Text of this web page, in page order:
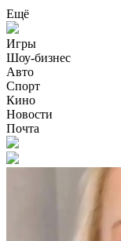
Ещё
Игры
Шоу-бизнес
Авто
Спорт
Кино
Новости
Почта